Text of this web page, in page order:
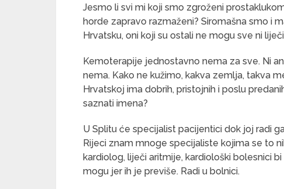
Jesmo li svi mi koji smo zgroženi
horde zapravo razmaženi? Siromašna smo i
Hrvatsku, oni koji su ostali ne mogu sve ni
Kemoterapije jednostavno nema za sve. Ni
nema. Kako ne kužimo, kakva zemlja, takva
Hrvatskoj ima dobrih, pristojnih i poslu
saznati imena?
U Splitu će specijalist pacijentici dok joj radi
Rijeci znam mnoge specijaliste kojima se to
kardiolog, liječi aritmije, kardiološki bolesnici
mogu jer ih je previše. Radi u bolnici.